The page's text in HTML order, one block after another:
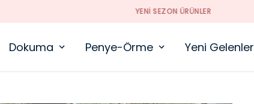
YENI SEZON ÜRÜNLER
Dokuma Penye-Örme Yeni Gelenler